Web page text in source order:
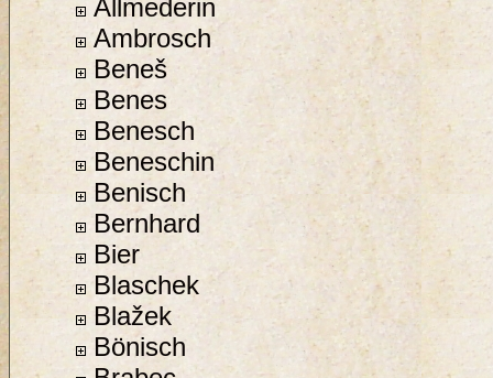
Allmederin
Ambrosch
Beneš
Benes
Benesch
Beneschin
Benisch
Bernhard
Bier
Blaschek
Blažek
Bönisch